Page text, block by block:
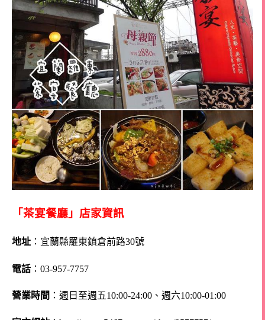
「茶宴餐廳」店家資訊
地址 ：宜蘭縣羅東鎮倉前路30號
電話 ： 03-957-7757
營業時間 ：週日至週五10:00-24:00、週六10:00-01:00